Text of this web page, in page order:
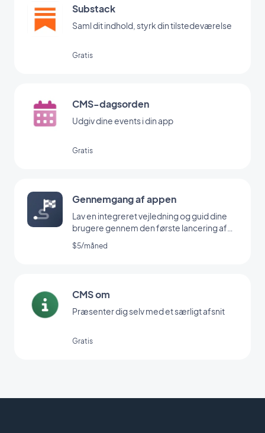
Substack
Saml dit indhold, styrk din tilstedeværelse
Gratis
CMS-dagsorden
Udgiv dine events i din app
Gratis
Gennemgang af appen
Lav en integreret vejledning og guid dine
brugere gennem den første lancering af
din app
$5/måned
CMS om
Præsenter dig selv med et særligt afsnit
Gratis